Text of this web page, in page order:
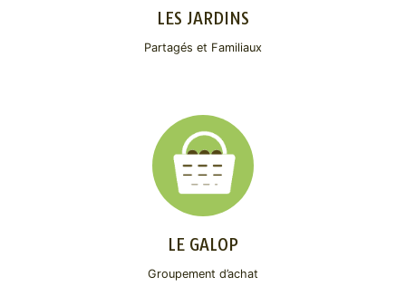
LES JARDINS
Partagés et Familiaux
LE GALOP
Groupement d’achat